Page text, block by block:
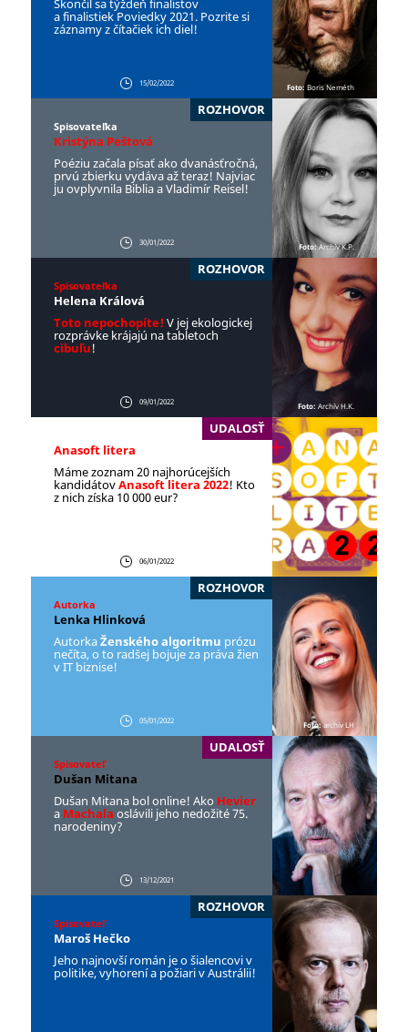
Skončil sa týždeň finalistov
a finalistiek Poviedky 2021. Pozrite si
záznamy z čítačiek ich diel!
15/02/2022 Foto:Boris Neméth
ROZHOVOR
Spisovateľka
Kristýna Peštová
Poéziu začala písať ako dvanásťročná,
prvú zbierku vydáva až teraz! Najviac
ju ovplyvnila Biblia a Vladimír Reisel!
30/01/2022 Foto:Archív K.P.
ROZHOVOR
Spisovateľka
Helena Králová
Toto nepochopíte! V jej ekologickej
rozprávke krájajú na tabletoch
cibuľu!
09/01/2022 Foto: Archív H.K.
UDALOSŤ
Anasoft litera
Máme zoznam 20 najhorúcejších
kandidátovAnasoft litera 2022! Kto
z nich získa 10 000 eur?
06/01/2022
ROZHOVOR
Autorka
Lenka Hlinková
AutorkaŽenského algoritmu prózu
nečíta, o to radšej bojuje za práva žien
v IT biznise!
05/01/2022 Foto:archív LH
UDALOSŤ
Spisovateľ
Dušan Mitana
Dušan Mitana bol online! Ako Hevier
a Machala oslávili jeho nedožité 75.
narodeniny?
13/12/2021
ROZHOVOR
Spisovateľ
Maroš Hečko
Jeho najnovší román je o šialencovi v
politike, vyhorení a požiari v Austrálii!